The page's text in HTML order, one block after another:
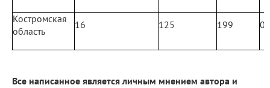
Костромская
область
16 125 199 0
Все написанное является личным мнением автора и